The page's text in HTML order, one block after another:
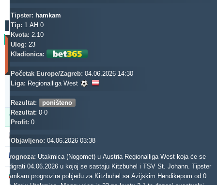
Tipster: hamkam
Tip: 1 AH 0
Kvota: 2.10
Ulog: 23
Kladionica:
Početak Europe/Zagreb: 04.06.2026 14:30
Liga: Regionalliga West
Rezultat:
poništeno
Rezultat: 0-0
Profit: 0
Objavljeno: 04.06.2026 03:38
Prognoza: Utakmica (Nogomet) u Austria Regionalliga West koja će se
odigrati 04.06.2026 u kojoj se sastaju Kitzbuhel i TSV St. Johann. Tipster
hamkam prognozira pobjedu za Kitzbuhel sa Azijskim Hendikepom od 0
Profit
(Zadnjih
30
Updated:
34m
Tipster
gerrard062xr486.34 29.44 %
toptip 422.10 25.10 %